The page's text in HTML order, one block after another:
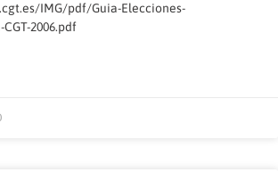
IMG/pdf/Guia-Elecciones-
2006.pdf